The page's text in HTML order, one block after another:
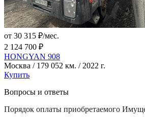
от 30 315 ₽/мес.
2 124 700 ₽
HONGYAN 908
Москва / 179 052 км. / 2022 г.
Купить
Вопросы и ответы
Порядок оплаты приобретаемого